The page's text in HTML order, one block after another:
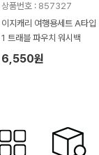
상품번호 : 857327
이지캐리 여행용세트 A타
1 트래블 파우치 워시백
6,550원